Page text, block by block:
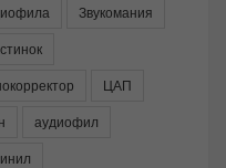
Звукомания
ЦАП
аудиофил